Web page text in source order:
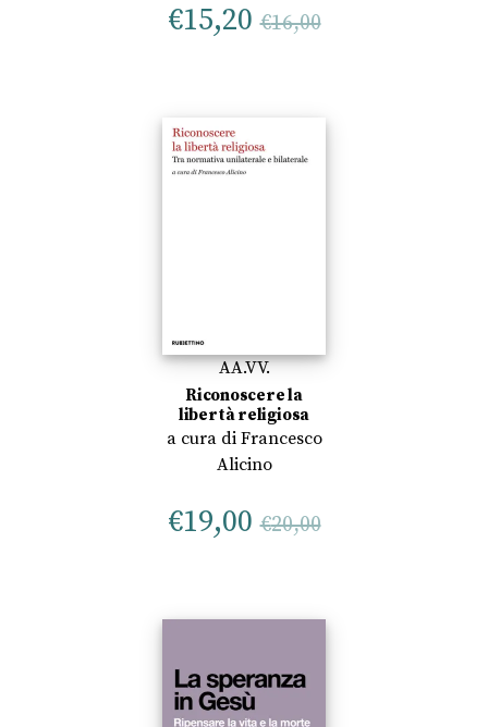
€15,20 €16,00
AA.VV.
Riconoscere la
libertà religiosa
a cura di Francesco
Alicino
€19,00 €20,00